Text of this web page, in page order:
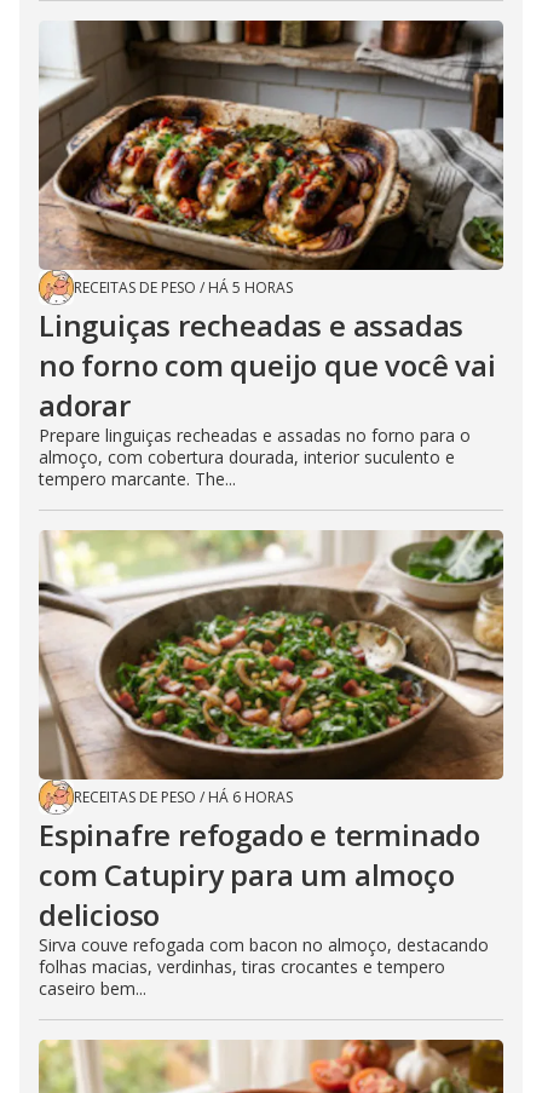
RECEITAS DE PESO / HÁ 5 HORAS
Linguiças recheadas e assadas
no forno com queijo que você vai
adorar
Prepare linguiças recheadas e assadas no forno para o
almoço, com cobertura dourada, interior suculento e
tempero marcante. The...
RECEITAS DE PESO / HÁ 6 HORAS
Espinafre refogado e terminado
com Catupiry para um almoço
delicioso
Sirva couve refogada com bacon no almoço, destacando
folhas macias, verdinhas, tiras crocantes e tempero
caseiro bem...